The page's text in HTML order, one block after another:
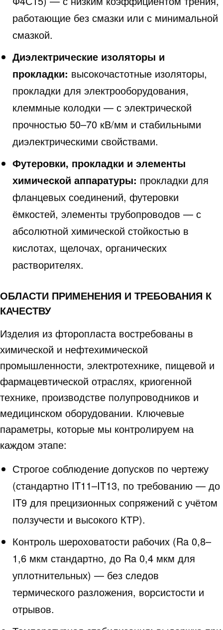
работающие без смазки или с минимальной
смазкой.
Диэлектрические изоляторы и
прокладки: высокочастотные изоляторы,
прокладки для электрооборудования,
клеммные колодки — с электрической
прочностью 50–70 кВ/мм и стабильными
диэлектрическими свойствами.
Футеровки, прокладки и элементы
химической аппаратуры: прокладки для
фланцевых соединений, футеровки
ёмкостей, элементы трубопроводов — с
абсолютной химической стойкостью в
кислотах, щелочах, органических
растворителях.
ОБЛАСТИ ПРИМЕНЕНИЯ И ТРЕБОВАНИЯ К
КАЧЕСТВУ
Изделия из фторопласта востребованы в
химической и нефтехимической
промышленности, электротехнике, пищевой и
фармацевтической отраслях, криогенной
технике, производстве полупроводников и
медицинском оборудовании. Ключевые
параметры, которые мы контролируем на
каждом этапе:
Строгое соблюдение допусков по чертежу
(стандартно IT11–IT13, по требованию — до
IT9 для прецизионных сопряжений с учётом
ползучести и высокого КТР).
Контроль шероховатости рабочих (Ra 0,8–
1,6 мкм стандартно, до Ra 0,4 мкм для
уплотнительных) — без следов
термического разложения, ворсистости и
отрывов.